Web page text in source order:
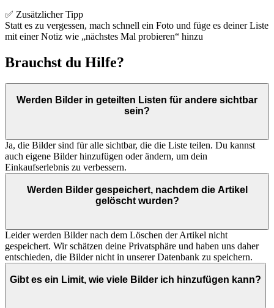
✅ Zusätzlicher Tipp
Statt es zu vergessen, mach schnell ein Foto und füge es deiner Liste
mit einer Notiz wie „nächstes Mal probieren“ hinzu
Brauchst du Hilfe?
Werden Bilder in geteilten Listen für andere sichtbar
sein?
Ja, die Bilder sind für alle sichtbar, die die Liste teilen. Du kannst
auch eigene Bilder hinzufügen oder ändern, um dein
Einkaufserlebnis zu verbessern.
Werden Bilder gespeichert, nachdem die Artikel
gelöscht wurden?
Leider werden Bilder nach dem Löschen der Artikel nicht
gespeichert. Wir schätzen deine Privatsphäre und haben uns daher
entschieden, die Bilder nicht in unserer Datenbank zu speichern.
Gibt es ein Limit, wie viele Bilder ich hinzufügen kann?